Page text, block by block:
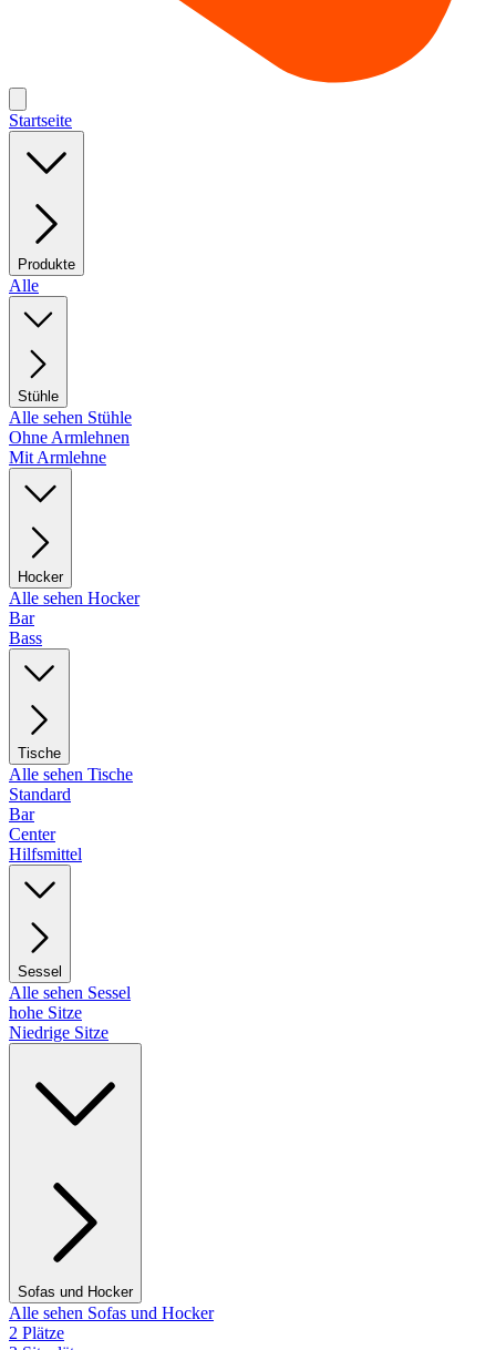
Startseite
Produkte
Alle
Stühle
Alle sehen Stühle
Ohne Armlehnen
Mit Armlehne
Hocker
Alle sehen Hocker
Bar
Bass
Tische
Alle sehen Tische
Standard
Bar
Center
Hilfsmittel
Sessel
Alle sehen Sessel
hohe Sitze
Niedrige Sitze
Sofas und Hocker
Alle sehen Sofas und Hocker
2 Plätze